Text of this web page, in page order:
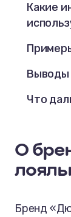
Какие
Выводы
Что
О
Бренд